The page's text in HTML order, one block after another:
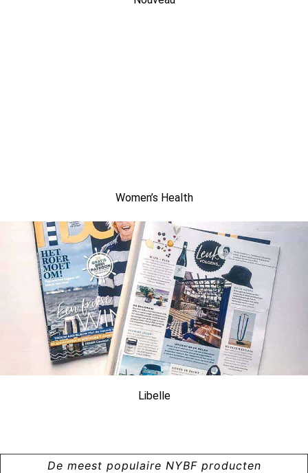
Women’s Health
Libelle
De meest populaire NYBF producten